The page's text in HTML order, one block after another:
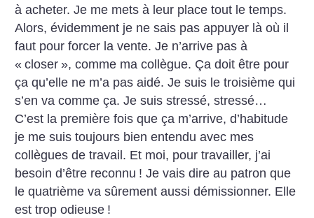
à acheter. Je me mets à leur place tout le temps.
Alors, évidemment je ne sais pas appuyer là où il
faut pour forcer la vente. Je n’arrive pas à
« closer », comme ma collègue. Ça doit être pour
ça qu’elle ne m’a pas aidé. Je suis le troisième qui
s’en va comme ça. Je suis stressé, stressé…
C’est la première fois que ça m’arrive, d’habitude
je me suis toujours bien entendu avec mes
collègues de travail. Et moi, pour travailler, j’ai
besoin d’être reconnu ! Je vais dire au patron que
le quatrième va sûrement aussi démissionner. Elle
est trop odieuse !